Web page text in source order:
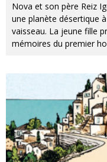
Nova et son père Reiz
une planète désertique
vaisseau. La jeune fille
mémoires du premier